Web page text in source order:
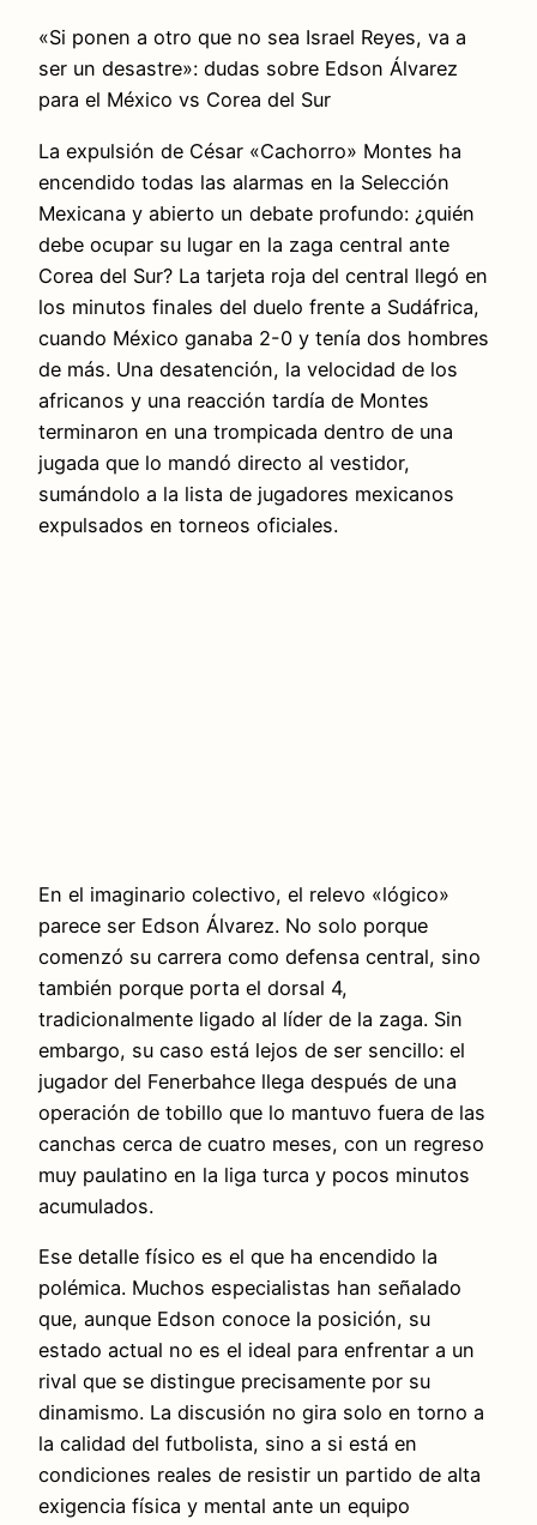
«Si ponen a otro que no sea Israel Reyes, va a
ser un desastre»: dudas sobre Edson Álvarez
para el México vs Corea del Sur
La expulsión de César «Cachorro» Montes ha
encendido todas las alarmas en la Selección
Mexicana y abierto un debate profundo: ¿quién
debe ocupar su lugar en la zaga central ante
Corea del Sur? La tarjeta roja del central llegó en
los minutos finales del duelo frente a Sudáfrica,
cuando México ganaba 2-0 y tenía dos hombres
de más. Una desatención, la velocidad de los
africanos y una reacción tardía de Montes
terminaron en una trompicada dentro de una
jugada que lo mandó directo al vestidor,
sumándolo a la lista de jugadores mexicanos
expulsados en torneos oficiales.
En el imaginario colectivo, el relevo «lógico»
parece ser Edson Álvarez. No solo porque
comenzó su carrera como defensa central, sino
también porque porta el dorsal 4,
tradicionalmente ligado al líder de la zaga. Sin
embargo, su caso está lejos de ser sencillo: el
jugador del Fenerbahce llega después de una
operación de tobillo que lo mantuvo fuera de las
canchas cerca de cuatro meses, con un regreso
muy paulatino en la liga turca y pocos minutos
acumulados.
Ese detalle físico es el que ha encendido la
polémica. Muchos especialistas han señalado
que, aunque Edson conoce la posición, su
estado actual no es el ideal para enfrentar a un
rival que se distingue precisamente por su
dinamismo. La discusión no gira solo en torno a
la calidad del futbolista, sino a si está en
condiciones reales de resistir un partido de alta
exigencia física y mental ante un equipo